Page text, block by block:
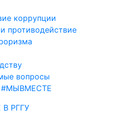
коррупции
противодействие
вопросы
#МЫВМЕСТЕ
РГГУ